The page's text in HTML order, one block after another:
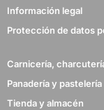
Información legal
Protección de datos
Carnicería,
Panadería y pastelería
Tienda y almacén